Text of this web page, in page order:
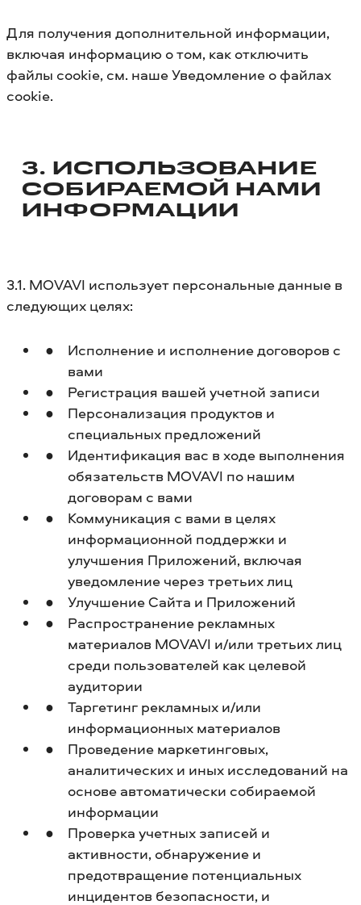
Для получения дополнительной информации,
включая информацию о том, как отключить
файлы cookie, см. наше Уведомление о файлах
cookie.
3. ИСПОЛЬЗОВАНИЕ
СОБИРАЕМОЙ НАМИ
ИНФОРМАЦИИ
3.1. MOVAVI использует персональные данные в
следующих целях:
Исполнение и исполнение договоров с
вами
Регистрация вашей учетной записи
Персонализация продуктов и
специальных предложений
Идентификация вас в ходе выполнения
обязательств MOVAVI по нашим
договорам с вами
Коммуникация с вами в целях
информационной поддержки и
улучшения Приложений, включая
уведомление через третьих лиц
Улучшение Сайта и Приложений
Распространение рекламных
материалов MOVAVI и/или третьих лиц
среди пользователей как целевой
аудитории
Таргетинг рекламных и/или
информационных материалов
Проведение маркетинговых,
аналитических и иных исследований на
основе автоматически собираемой
информации
Проверка учетных записей и
активности, обнаружение и
предотвращение потенциальных
инцидентов безопасности, и